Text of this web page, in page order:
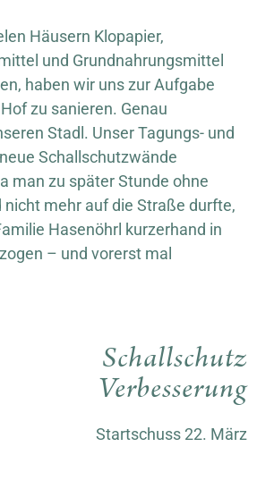
Häusern Klopapier,
und Grundnahrungsmittel
haben wir uns zur Aufgabe
zu sanieren. Genau
Stadl. Unser Tagungs- und
Schallschutzwände
man zu später Stunde ohne
nicht mehr auf die Straße durfte,
Hasenöhrl kurzerhand in
– und vorerst mal
Schallschutz
Verbesserung
Startschuss 22. März